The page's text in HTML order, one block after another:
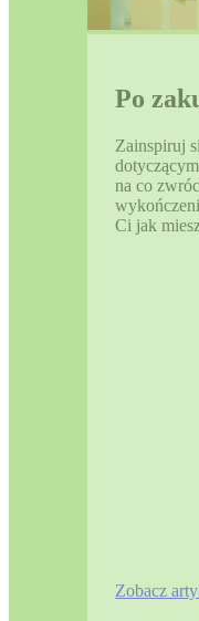
Po
Zainspiruj
na co
Ci jak
Zobacz